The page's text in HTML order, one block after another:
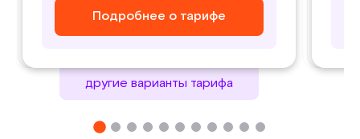
Подробнее о тарифе
Подробнее о тарифе
Подробнее о тарифе
Подробнее о тарифе
другие варианты тарифа